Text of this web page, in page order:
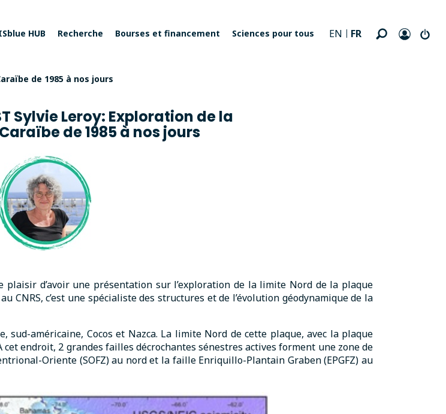
HUB Recherche Bourses et financement Sciences pour tous EN FR
de 1985 à nos jours
Sylvie Leroy: Exploration de la
de 1985 à nos jours
d’avoir une présentation sur l’exploration de la limite Nord de la plaque
CNRS, c’est une spécialiste des structures et de l’évolution géodynamique de la
américaine, Cocos et Nazca. La limite Nord de cette plaque, avec la plaque
endroit, 2 grandes failles décrochantes sénestres actives forment une zone de
Oriente (SOFZ) au nord et la faille Enriquillo-Plantain Graben (EPGFZ) au